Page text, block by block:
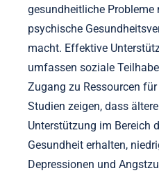
gesundheitliche Probleme
psychische
macht. Effektive
umfassen soziale
Zugang zu Ressourcen
Studien zeigen, dass
Unterstützung im Bereich
Gesundheit erhalten,
Depressionen und